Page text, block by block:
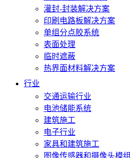
灌封-封装解决方案
印刷电路板解决方案
单组分点胶系统
表面处理
临时遮蔽
热界面材料解决方案
行业
交通运输行业
电池储能系统
建筑施工
电子行业
家具和建筑施工
图像传感器和摄像头模组